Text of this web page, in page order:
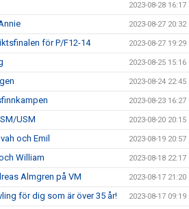
2023-08-28 16:17
2023-08-27 20:32
för P/F12-14 2023-08-27 19:29
2023-08-25 15:16
2023-08-24 22:45
2023-08-23 16:27
USM 2023-08-20 20:15
och Emil 2023-08-19 20:57
William 2023-08-18 22:17
Almgren på VM 2023-08-17 21:20
för dig som är över 35 år! 2023-08-17 09:19